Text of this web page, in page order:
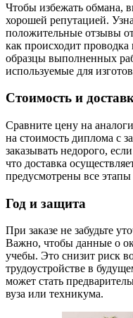
Чтобы избежать обмана,
хорошей репутацией.
положительные отзывы
как происходит проводка
образцы выполненных
используемые для
Стоимость и
Сравните цену на
на стоимость диплома с
заказывать недорого,
что доставка
предусмотрены все этапы
Год и защита
При заказе не забудьте
Важно, чтобы данные о
учебы. Это снизит риск
трудоустройстве в
может стать
вуза или техникума.